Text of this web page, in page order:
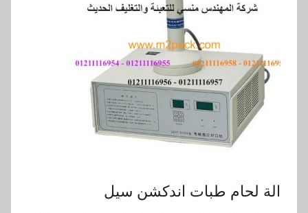
الة لحام طبات اندكشن سيل